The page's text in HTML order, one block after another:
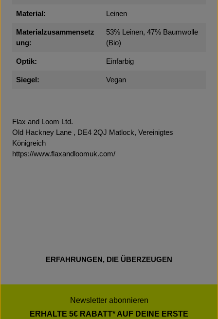
Material: Leinen
Materialzusammensetz
ung:
53% Leinen, 47% Baumwolle
(Bio)
Optik: Einfarbig
Siegel: Vegan
Flax and Loom Ltd.
Old Hackney Lane , DE4 2QJ Matlock, Vereinigtes
Königreich
https://www.flaxandloomuk.com/
ERFAHRUNGEN, DIE ÜBERZEUGEN
Newsletter abonnieren
ERHALTE 5€ RABATT* AUF DEINE ERSTE